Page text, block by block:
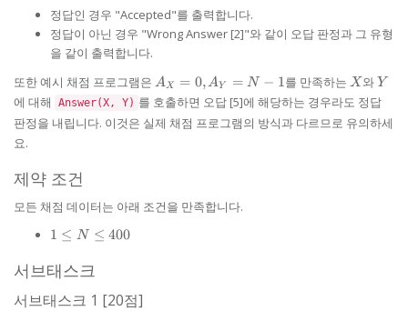
정답인 경우 "Accepted"를 출력합니다.
정답이 아닌 경우 "Wrong Answer [2]"와 같이 오답 판정과 그 유형
을 같이 출력합니다.
또한 예시 채점 프로그램은 A_{X}
= 0,
A_{Y}
= N-1
A X = 0, AY = N − 1를 만족하는 X
X와Y
Y
에 대해 Answer(X, Y) 를 호출하면 오답 [5]에 해당하는 경우라도 정답
판정을 내립니다. 이것은 실제 채점 프로그램의 방식과 다르므로 유의하세
요.
제약 조건
모든 채점 데이터는 아래 조건을 만족합니다.
1
N
\le
400
1 ≤ N ≤ 400
서브태스크
서브태스크 1 [20점]